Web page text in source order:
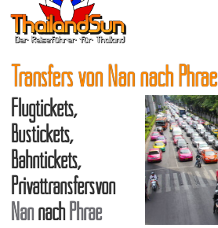
Transfers von Nan nach Phrae
Flugtickets,
Bustickets,
Bahntickets,
Privattransfersvon
Nannach Phrae